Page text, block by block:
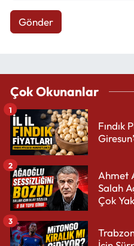
Gönder
Çok Okunanlar
Fındık
1
Ahmet
Salah
Çok
2
3